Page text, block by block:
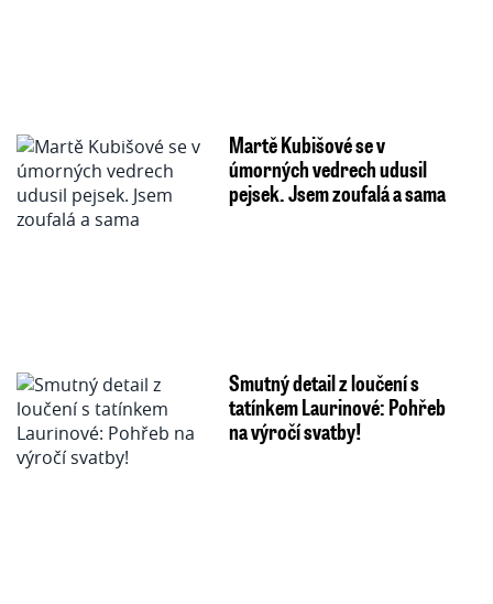
Martě Kubišové se v
úmorných vedrech udusil
pejsek. Jsem zoufalá a sama
Smutný detail z loučení s
tatínkem Laurinové: Pohřeb
na výročí svatby!